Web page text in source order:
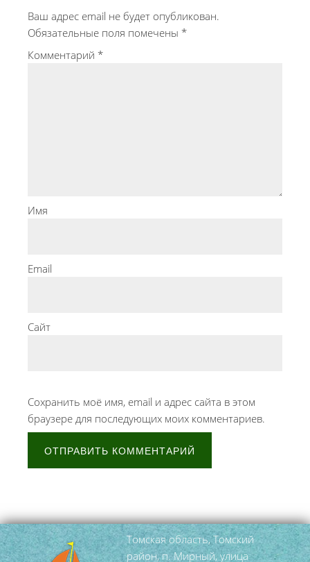
Ваш адрес email не будет опубликован.
Обязательные поля помечены *
Комментарий *
Имя
Email
Сайт
Сохранить моё имя, email и адрес сайта в этом
браузере для последующих моих комментариев.
Томская область, Томский
район, п. Мирный, улица